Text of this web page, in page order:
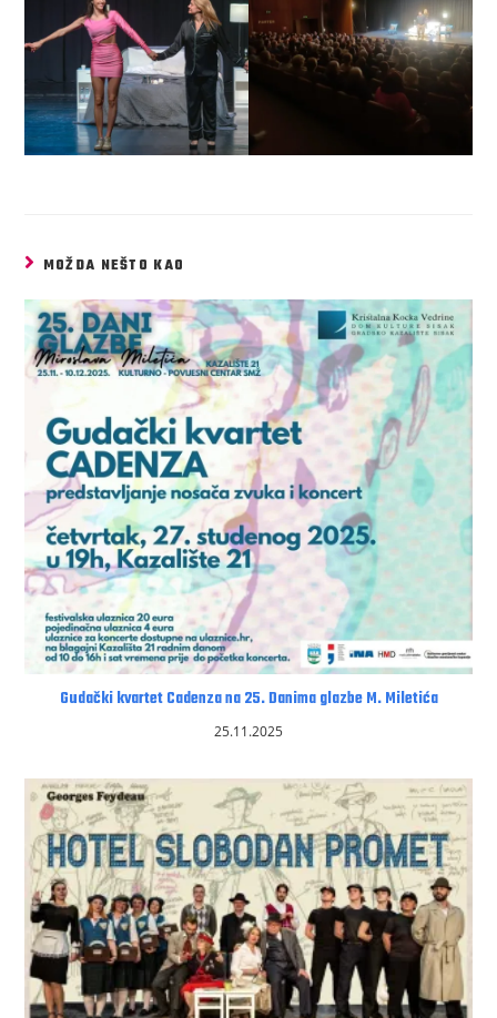
MOŽDA NEŠTO KAO
Gudački kvartet Cadenza na 25. Danima glazbe M. Miletića
25.11.2025